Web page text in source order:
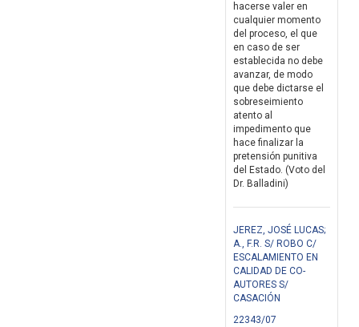
hacerse valer en
cualquier momento
del proceso, el que
en caso de ser
establecida no debe
avanzar, de modo
que debe dictarse el
sobreseimiento
atento al
impedimento que
hace finalizar la
pretensión punitiva
del Estado. (Voto del
Dr. Balladini)
JEREZ, JOSÉ LUCAS;
A., F.R. S/ ROBO C/
ESCALAMIENTO EN
CALIDAD DE CO-
AUTORES S/
CASACIÓN
22343/07